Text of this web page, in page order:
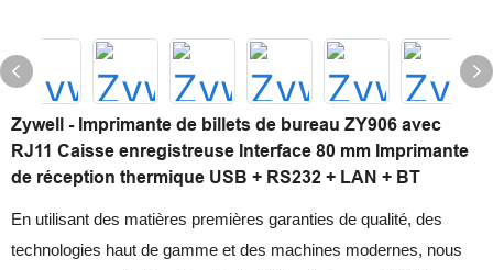
Zywell - Imprimante de billets de bureau ZY906 avec
RJ11 Caisse enregistreuse Interface 80 mm Imprimante
de réception thermique USB + RS232 + LAN + BT
En utilisant des matières premières garanties de qualité, des
technologies haut de gamme et des machines modernes, nous